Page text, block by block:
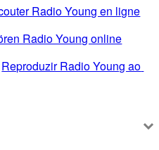
Radio Young en ligne
Radio Young online
Reproduzir Radio Young ao